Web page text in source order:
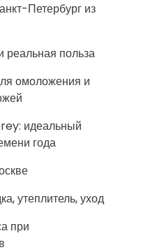
Петербург из
польза
омоложения и
идеальный
года
утеплитель, уход
при